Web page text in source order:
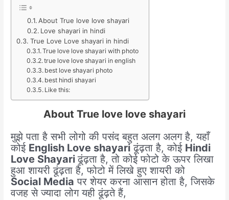
About True love love shayari
Love shayari in hindi
True Love Love shayari in hindi
True love love shayari with photo
true love love shayari in english
best love shayari photo
best hindi shayari
Like this:
About True love love shayari
मुझे पता है सभी लोगो की पसंद बहुत अलग अलग है, यहाँ
कोई English Love shayariढूंढ़ता है, कोई Hindi
Love Shayariढूंढ़ता है, तो कोई फोटो के ऊपर लिखा
हुआ शायरी ढूंढ़ता है, फोटो में लिखे हुए शायरी को
Social Media पर शेयर करना आसान होता है, जिसके
वजह से ज्यादा लोग यही ढूंढ़ते हैं,